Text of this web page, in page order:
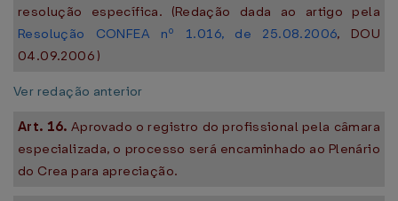
resolução específica. (Redação dada ao artigo pela
Resolução CONFEA nº 1.016, de 25.08.2006, DOU
04.09.2006 )
Ver redação anterior
Art. 16. Aprovado o registro do profissional pela câmara
especializada, o processo será encaminhado ao Plenário
do Crea para apreciação.